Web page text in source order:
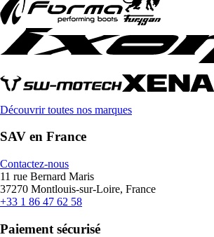
Découvrir toutes nos marques
SAV en France
Contactez-nous
11 rue Bernard Maris
37270 Montlouis-sur-Loire, France
+33 1 86 47 62 58
Paiement sécurisé